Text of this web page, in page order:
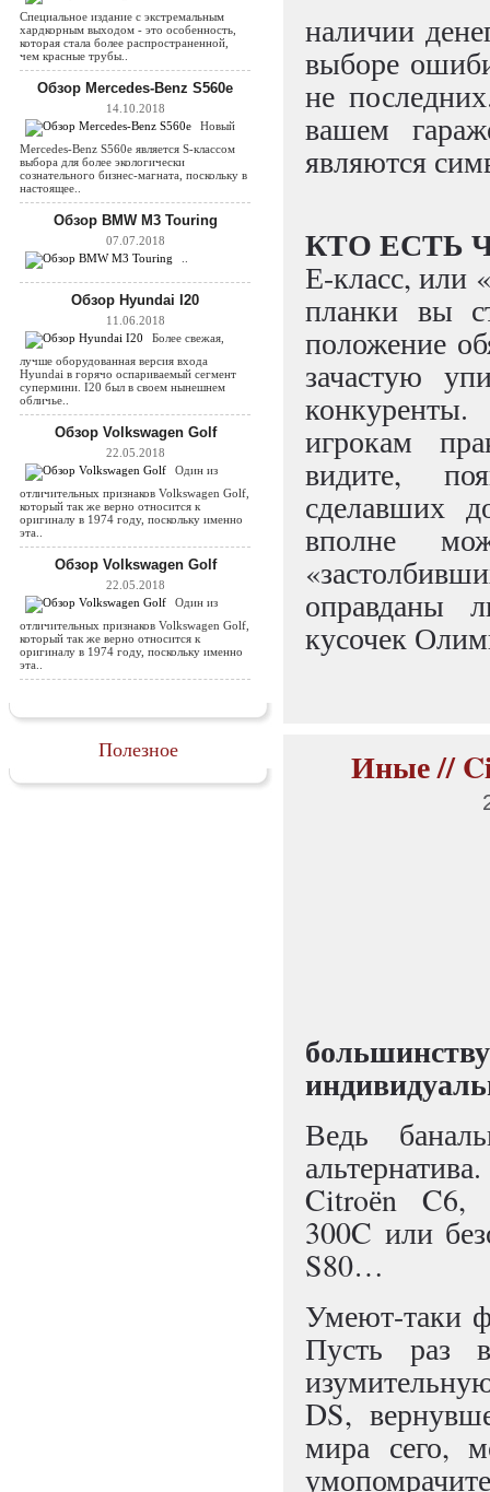
Специальное издание с экстремальным
хардкорным выходом - это особенность,
которая стала более распространенной,
чем красные трубы..
Обзор Mercedes-Benz S560e
14.10.2018
Новый
Mercedes-Benz S560e является S-классом
выбора для более экологически
сознательного бизнес-магната, поскольку в
настоящее..
Обзор BMW M3 Touring
07.07.2018
Обзор Hyundai I20
11.06.2018
Более свежая,
лучше оборудованная версия входа
Hyundai в горячо оспариваемый сегмент
супермини. I20 был в своем нынешнем
обличье..
Обзор Volkswagen Golf
22.05.2018
Один из
отличительных признаков Volkswagen Golf,
который так же верно относится к
оригиналу в 1974 году, поскольку именно
эта..
Обзор Volkswagen Golf
22.05.2018
Один из
отличительных признаков Volkswagen Golf,
который так же верно относится к
оригиналу в 1974 году, поскольку именно
эта..
Полезное
наличии
выборе
не
вашем
являются
КТО ЕСТЬ
Е-класс, или
планки вы
положение
зачастую
игрокам
видите,
сделавших
вполне
оправданы
кусочек
Иные //
Ведь
Citroёn C6,
300C или
S80…
Умеют-таки
Пусть раз
DS,
мира сего,